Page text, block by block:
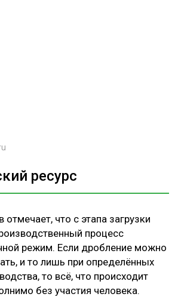
ресурс
что с этапа загрузки
процесс
режим. Если дробление можно
и то лишь при определённых
то всё, что происходит
без участия человека.